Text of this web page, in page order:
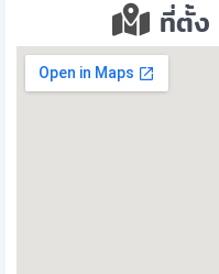
ที่ตั้ง